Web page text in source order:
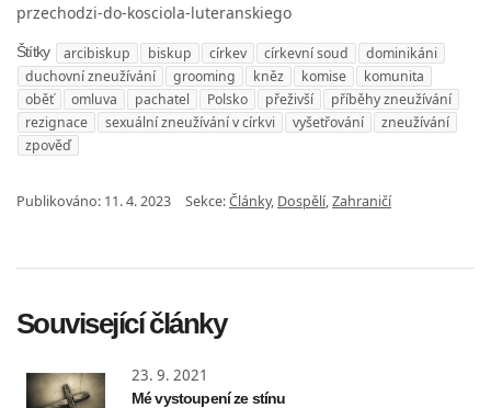
przechodzi-do-kosciola-luteranskiego
Štítky arcibiskup biskup církev církevní soud
dominikáni
duchovní zneužívání
grooming kněz komise
komunita
oběť
omluva pachatel Polsko přeživší
příběhy zneužívání
rezignace
sexuální zneužívání v církvi vyšetřování
zneužívání
zpověď
Publikováno: 11. 4. 2023 Sekce:Články, Dospělí,Zahraničí
Související články
23. 9. 2021
Mé vystoupení ze stínu